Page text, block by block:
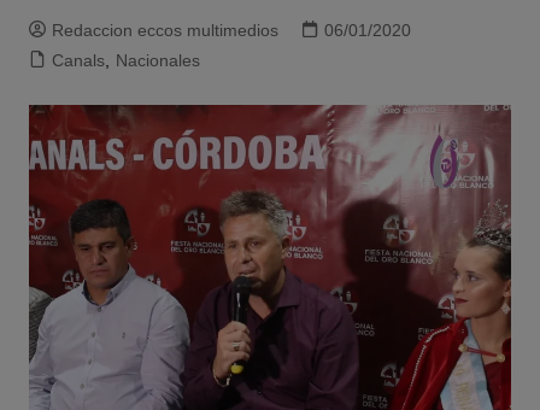
Redaccion eccos multimedios
06/01/2020
Canals, Nacionales